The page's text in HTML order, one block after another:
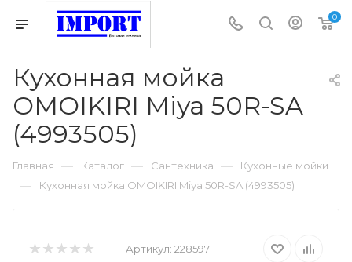
0
Кухонная мойка
OMOIKIRI Miya 50R-SA
(4993505)
Главная — Каталог — Сантехника — Кухонные мойки
— Кухонная мойка OMOIKIRI Miya 50R-SA (4993505)
Артикул: 228597